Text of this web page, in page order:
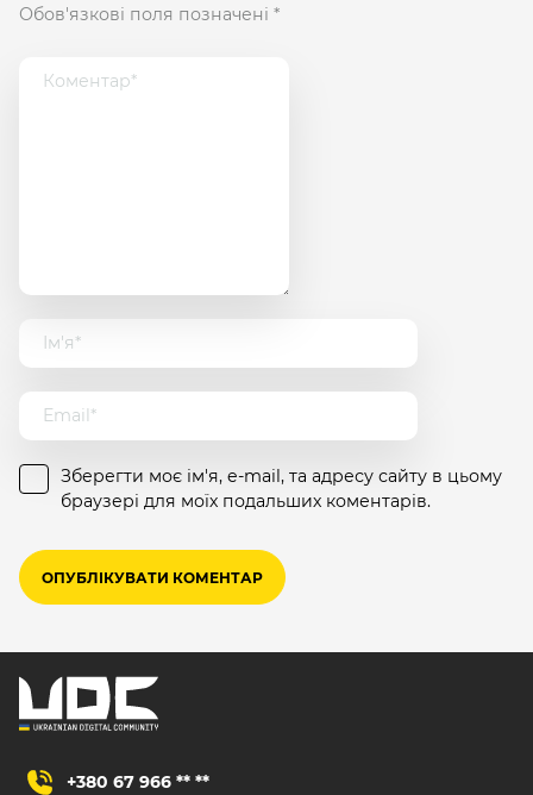
Обов'язкові поля позначені *
Зберегти моє ім'я, e-mail, та адресу сайту в цьому
браузері для моїх подальших коментарів.
+380 67 966 ** **